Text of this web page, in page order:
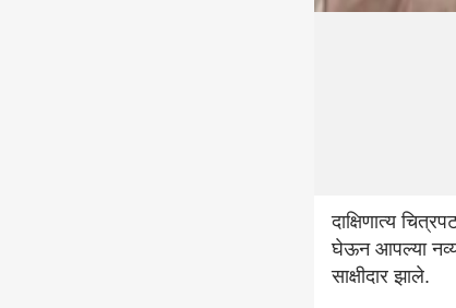
दाक्षिणात्य
घेऊन आपल्या
साक्षीदार झाले.